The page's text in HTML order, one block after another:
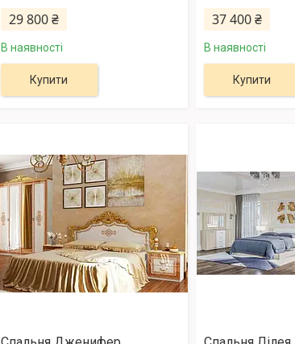
29 800 ₴
В наявності
Купити
37 400 ₴
В наявності
Купити